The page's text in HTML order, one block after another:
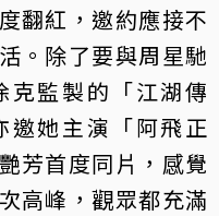
翻紅，邀約應接不
。除了要與周星馳
克監製的「江湖傳
邀她主演「阿飛正
芳首度同片，感覺
高峰，觀眾都充滿